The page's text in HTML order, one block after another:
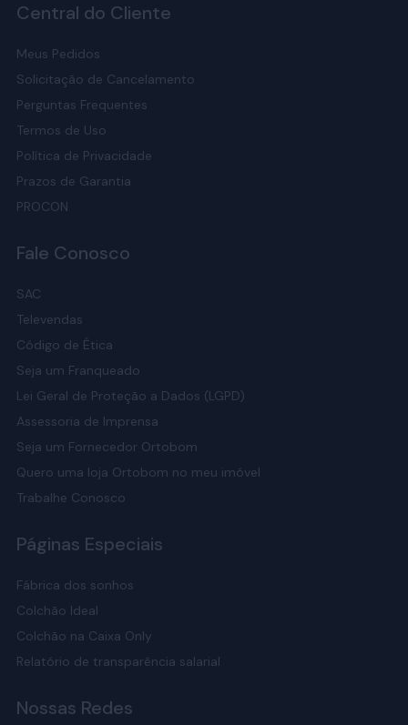
Central do Cliente
Meus Pedidos
Solicitação de Cancelamento
Perguntas Frequentes
Termos de Uso
Política de Privacidade
Prazos de Garantia
PROCON
Fale Conosco
SAC
Televendas
Código de Ética
Seja um Franqueado
Lei Geral de Proteção a Dados (LGPD)
Assessoria de Imprensa
Seja um Fornecedor Ortobom
Quero uma loja Ortobom no meu imóvel
Trabalhe Conosco
Páginas Especiais
Fábrica dos sonhos
Colchão Ideal
Colchão na Caixa Only
Relatório de transparência salarial
Nossas Redes